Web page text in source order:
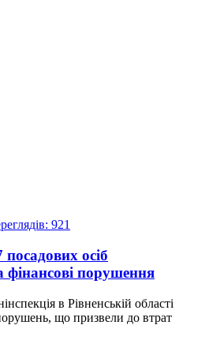
921
осіб
фінансові порушення
в Рівненській області
що призвели до втрат